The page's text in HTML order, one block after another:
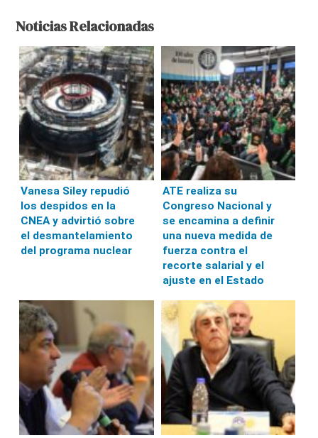
Noticias Relacionadas
Vanesa Siley repudió
los despidos en la
CNEA y advirtió sobre
el desmantelamiento
del programa nuclear
ATE realiza su
Congreso Nacional y
se encamina a definir
una nueva medida de
fuerza contra el
recorte salarial y el
ajuste en el Estado